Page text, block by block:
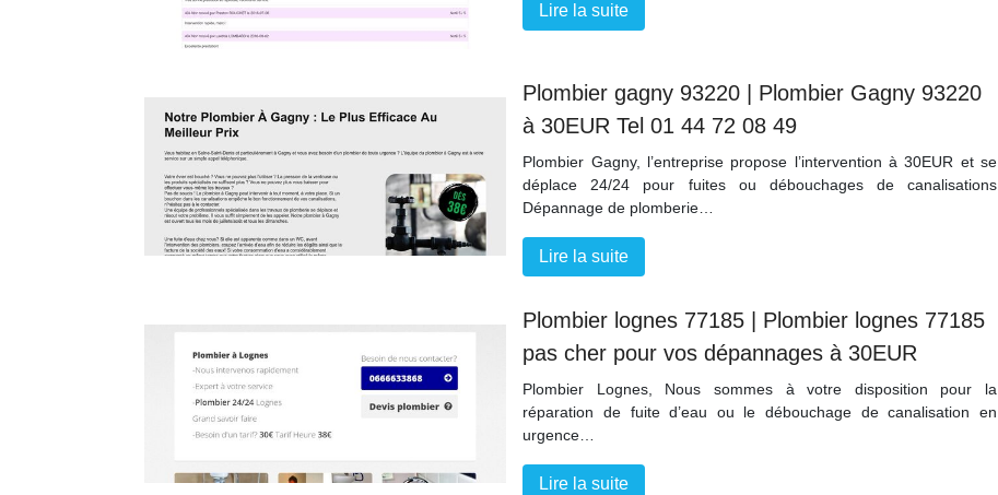
Lire la suite
Plombier gagny 93220 | Plombier Gagny 93220
à 30EUR Tel 01 44 72 08 49
Plombier Gagny, l’entreprise propose l’intervention à 30EUR et se
déplace 24/24 pour fuites ou débouchages de canalisations
Dépannage de plomberie…
Lire la suite
Plombier lognes 77185 | Plombier lognes 77185
pas cher pour vos dépannages à 30EUR
Plombier Lognes, Nous sommes à votre disposition pour la
réparation de fuite d’eau ou le débouchage de canalisation en
urgence…
Lire la suite